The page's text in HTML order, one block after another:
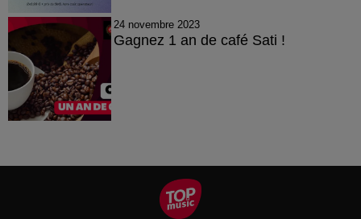
24 novembre 2023
Gagnez 1 an de café Sati !